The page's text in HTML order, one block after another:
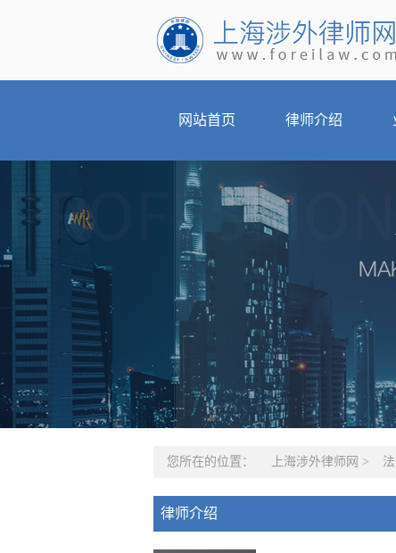
网站首页 律师介绍
您所在的位置： 上海涉外律师网 >
律师介绍